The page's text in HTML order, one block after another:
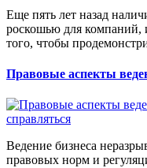
Еще пять лет назад
роскошью для компаний,
того, чтобы
Правовые аспекты
Ведение бизнеса
правовых норм и